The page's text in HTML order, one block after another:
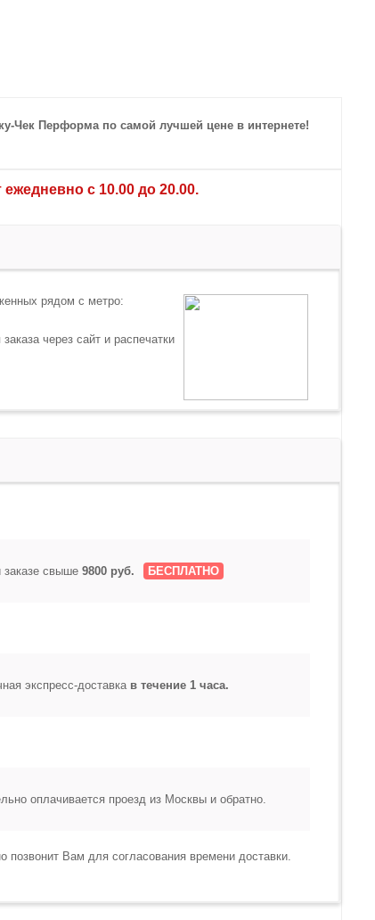
Чек Перформа по самой лучшей цене в интернете!
с 10.00 до 20.00.
рядом с метро:
через сайт и распечатки
заказе свыше 9800 руб. БЕСПЛАТНО
экспресс-доставка в течение 1 часа.
оплачивается проезд из Москвы и обратно.
позвонит Вам для согласования времени доставки.